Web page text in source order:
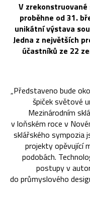
V
proběhne od 31.
unikátní výstava
Jedna z největších
účastníků ze 22
„Představeno bude
špiček světové
Mezinárodním
v loňském roce v
sklářského sympozia
projekty opěvující
podobách.
postupy v
do průmyslového